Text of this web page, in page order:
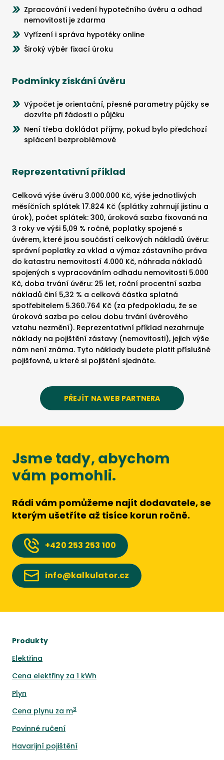
Zpracování i vedení hypotečního úvěru a odhad
nemovitosti je zdarma
Vyřízení i správa hypotéky online
Široký výběr fixací úroku
Podmínky získání úvěru
Výpočet je orientační, přesné parametry půjčky se
dozvíte při žádosti o půjčku
Není třeba dokládat příjmy, pokud bylo předchozí
splácení bezproblémové
Reprezentativní příklad
Celková výše úvěru 3.000.000 Kč, výše jednotlivých
měsíčních splátek 17.824 Kč (splátky zahrnují jistinu a
úrok), počet splátek: 300, úroková sazba fixovaná na
3 roky ve výši 5,09 % ročně, poplatky spojené s
úvěrem, které jsou součástí celkových nákladů úvěru:
správní poplatky za vklad a výmaz zástavního práva
do katastru nemovitostí 4.000 Kč, náhrada nákladů
spojených s vypracováním odhadu nemovitosti 5.000
Kč, doba trvání úvěru: 25 let, roční procentní sazba
nákladů činí 5,32 % a celková částka splatná
spotřebitelem 5.360.764 Kč (za předpokladu, že se
úroková sazba po celou dobu trvání úvěrového
vztahu nezmění). Reprezentativní příklad nezahrnuje
náklady na pojištění zástavy (nemovitosti), jejich výše
nám není známa. Tyto náklady budete platit příslušné
pojišťovně, u které si pojištění sjednáte.
PŘEJÍT NA WEB PARTNERA
Jsme tady, abychom
vám pomohli.
Rádi vám pomůžeme najít dodavatele, se
kterým ušetříte až tisíce korun ročně.
+420 253 253 100
info@kalkulator.cz
Produkty
Elektřina
Cena elektřiny za 1 kWh
Plyn
Cena plynu za m3
Povinné ručení
Havarijní pojištění